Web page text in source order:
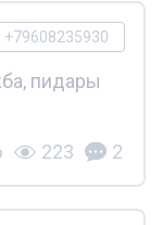
+79608235930
пидары
223 2